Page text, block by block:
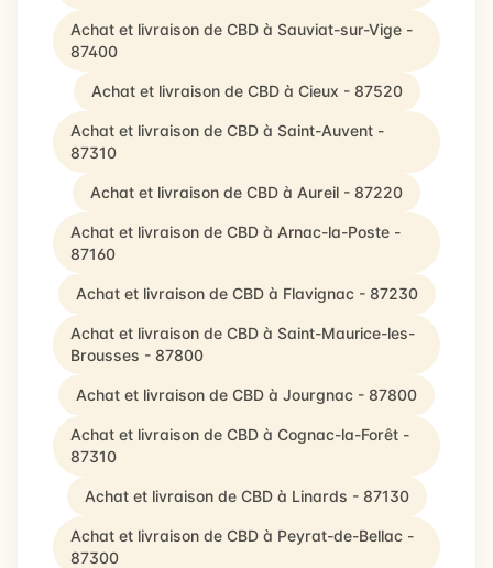
Achat et livraison de CBD à Sauviat-sur-Vige -
87400
Achat et livraison de CBD à Cieux - 87520
Achat et livraison de CBD à Saint-Auvent -
87310
Achat et livraison de CBD à Aureil - 87220
Achat et livraison de CBD à Arnac-la-Poste -
87160
Achat et livraison de CBD à Flavignac - 87230
Achat et livraison de CBD à Saint-Maurice-les-
Brousses - 87800
Achat et livraison de CBD à Jourgnac - 87800
Achat et livraison de CBD à Cognac-la-Forêt -
87310
Achat et livraison de CBD à Linards - 87130
Achat et livraison de CBD à Peyrat-de-Bellac -
87300